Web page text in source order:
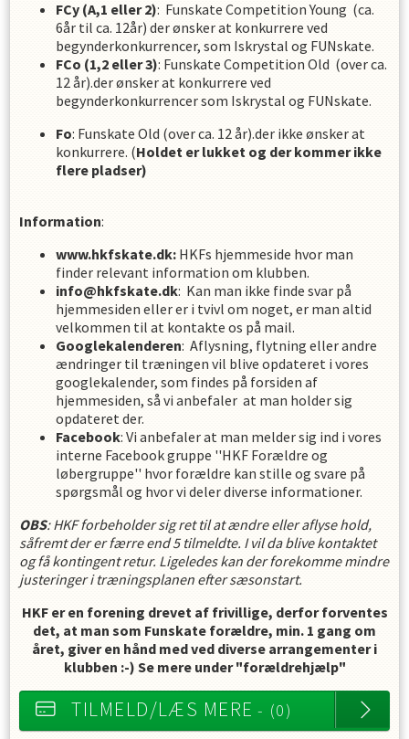
FCy (A,1 eller 2): Funskate Competition Young (ca.
6år til ca. 12år) der ønsker at konkurrere ved
begynderkonkurrencer, som Iskrystal og FUNskate.
FCo (1,2 eller 3): Funskate Competition Old (over ca.
12 år).der ønsker at konkurrere ved
begynderkonkurrencer som Iskrystal og FUNskate.
Fo: Funskate Old (over ca. 12 år).der ikke ønsker at
konkurrere. (Holdet er lukket og der kommer ikke
flere pladser)
Information:
www.hkfskate.dk: HKFs hjemmeside hvor man
finder relevant information om klubben.
info@hkfskate.dk: Kan man ikke finde svar på
hjemmesiden eller er i tvivl om noget, er man altid
velkommen til at kontakte os på mail.
Googlekalenderen: Aflysning, flytning eller andre
ændringer til træningen vil blive opdateret i vores
googlekalender, som findes på forsiden af
hjemmesiden, så vi anbefaler at man holder sig
opdateret der.
Facebook: Vi anbefaler at man melder sig ind i vores
interne Facebook gruppe ''HKF Forældre og
løbergruppe'' hvor forældre kan stille og svare på
spørgsmål og hvor vi deler diverse informationer.
OBS: HKF forbeholder sig ret til at ændre eller aflyse hold,
såfremt der er færre end 5 tilmeldte. I vil da blive kontaktet
og få kontingent retur. Ligeledes kan der forekomme mindre
justeringer i træningsplanen efter sæsonstart.
HKF er en forening drevet af frivillige, derfor forventes
det, at man som Funskate forældre, min. 1 gang om
året, giver en hånd med ved diverse arrangementer i
klubben :-) Se mere under "forældrehjælp"
TILMELD/LÆS MERE - (0)